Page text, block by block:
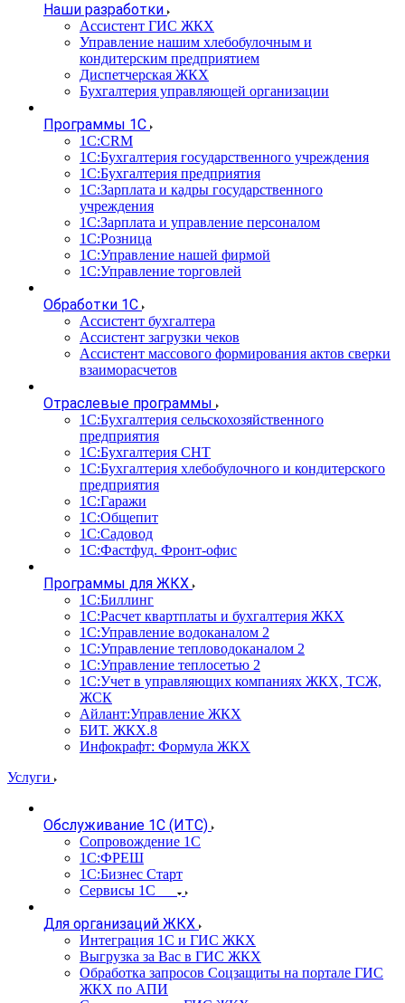
Наши разработки
Ассистент ГИС ЖКХ
Управление нашим хлебобулочным и
кондитерским предприятием
Диспетчерская ЖКХ
Бухгалтерия управляющей организации
Программы 1С
1С:CRM
1С:Бухгалтерия государственного учреждения
1С:Бухгалтерия предприятия
1С:Зарплата и кадры государственного
учреждения
1С:Зарплата и управление персоналом
1С:Розница
1С:Управление нашей фирмой
1С:Управление торговлей
Обработки 1С
Ассистент бухгалтера
Ассистент загрузки чеков
Ассистент массового формирования актов сверки
взаиморасчетов
Отраслевые программы
1С:Бухгалтерия сельскохозяйственного
предприятия
1С:Бухгалтерия СНТ
1С:Бухгалтерия хлебобулочного и кондитерского
предприятия
1С:Гаражи
1С:Общепит
1С:Садовод
1С:Фастфуд. Фронт-офис
Программы для ЖКХ
1С:Биллинг
1С:Расчет квартплаты и бухгалтерия ЖКХ
1С:Управление водоканалом 2
1С:Управление тепловодоканалом 2
1С:Управление теплосетью 2
1С:Учет в управляющих компаниях ЖКХ, ТСЖ,
ЖСК
Айлант:Управление ЖКХ
БИТ. ЖКХ.8
Инфокрафт: Формула ЖКХ
Услуги
Обслуживание 1С (ИТС)
Сопровождение 1С
1С:ФРЕШ
1С:Бизнес Старт
Сервисы 1С
Для организаций ЖКХ
Интеграция 1С и ГИС ЖКХ
Выгрузка за Вас в ГИС ЖКХ
Обработка запросов Соцзащиты на портале ГИС
ЖКХ по АПИ